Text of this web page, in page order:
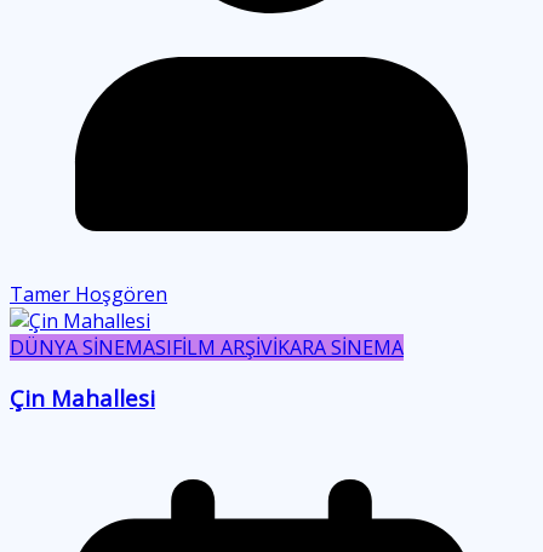
Tamer Hoşgören
DÜNYA SİNEMASIFİLM ARŞİVİKARA SİNEMA
Çin Mahallesi